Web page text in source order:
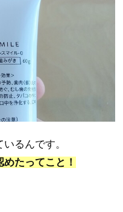
いるんです。
たってこと！